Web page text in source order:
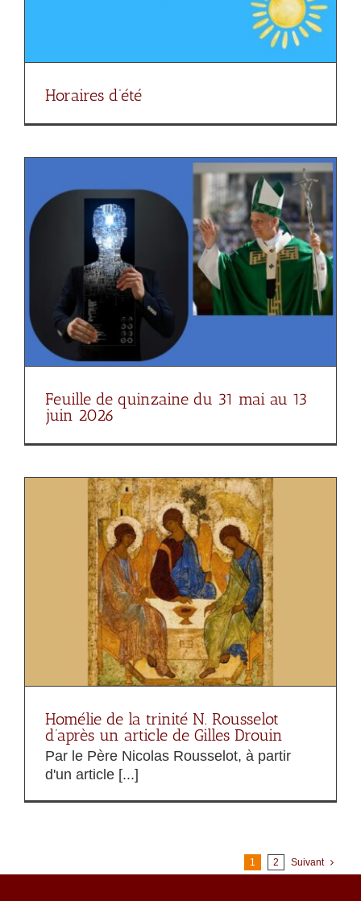
Horaires d’été
Feuille de quinzaine du 31 mai au 13
juin 2026
Homélie de la trinité N. Rousselot
d’après un article de Gilles Drouin
Par le Père Nicolas Rousselot, à partir
d'un article [...]
1 2 Suivant